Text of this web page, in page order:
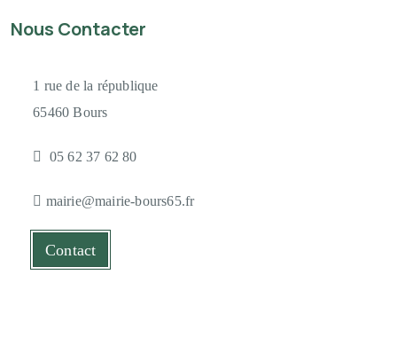
Nous Contacter
1 rue de la république
65460 Bours
05 62 37 62 80
mairie@mairie-bours65.fr
Contact